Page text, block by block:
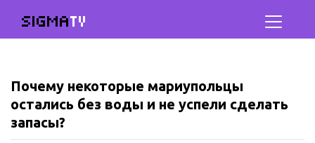
SIGMATV
Почему некоторые мариупольцы
остались без воды и не успели сделать
запасы?